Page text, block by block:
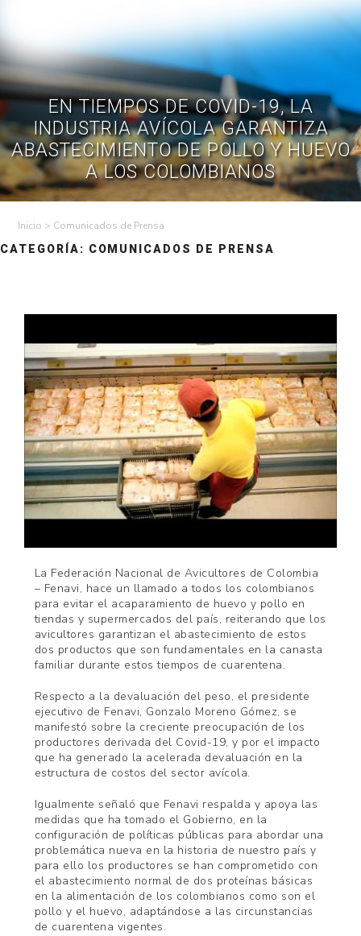
Transparencia
Contrataciones
Contáctenos
Regístrese – Solo
avicultores
Inicia Sesión
content
EN TIEMPOS DE COVID-19, LA
INDUSTRIA AVÍCOLA GARANTIZA
ABASTECIMIENTO DE POLLO Y HUEVO
A LOS COLOMBIANOS
> Comunicados de Prensa
CATEGORÍA: COMUNICADOS DE PRENSA
La Federación Nacional de Avicultores de Colombia
– Fenavi, hace un llamado a todos los colombianos
para evitar el acaparamiento de huevo y pollo en
tiendas y supermercados del país, reiterando que los
avicultores garantizan el abastecimiento de estos
dos productos que son fundamentales en la canasta
familiar durante estos tiempos de cuarentena.
Respecto a la devaluación del peso, el presidente
ejecutivo de Fenavi, Gonzalo Moreno Gómez, se
manifestó sobre la creciente preocupación de los
productores derivada del Covid-19, y por el impacto
que ha generado la acelerada devaluación en la
estructura de costos del sector avícola.
Igualmente señaló que Fenavi respalda y apoya las
medidas que ha tomado el Gobierno, en la
configuración de políticas públicas para abordar una
problemática nueva en la historia de nuestro país y
para ello los productores se han comprometido con
el abastecimiento normal de dos proteínas básicas
en la alimentación de los colombianos como son el
pollo y el huevo, adaptándose a las circunstancias
de cuarentena vigentes.